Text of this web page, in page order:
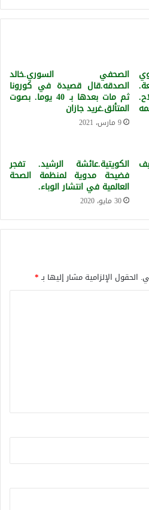
الصحفي السوري.خالد
الصدقه.قال قصيدة في كورونا
ثم مات بعدها بـ 40 يوما. بصوت
المتألق.غريد جازان
9 مارس، 2021
الكويتية.عائشة الرشيد. تفجر
فضيحة مدوية لمنظمة الصحة
العالمية في انتشار الوباء.
30 مايو، 2020
الحقول الإلزامية مشار إليها بـ*